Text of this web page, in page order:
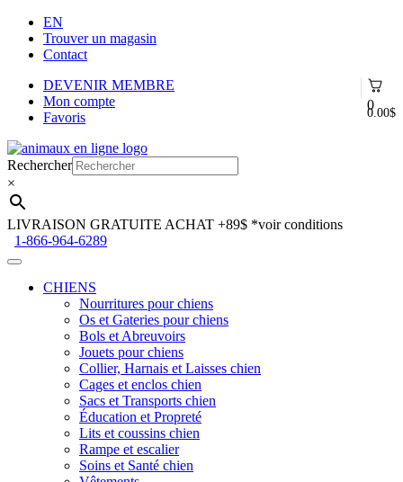
EN
Trouver un magasin
Contact
0
0.00$
DEVENIR MEMBRE
Mon compte
Favoris
Aller
à
la
navigation
Aller
au
contenu
Rechercher
×
LIVRAISON GRATUITE ACHAT +89$ *voir conditions
1-866-964-6289
CHIENS
Nourritures pour chiens
Os et Gateries pour chiens
Bols et Abreuvoirs
Jouets pour chiens
Collier, Harnais et Laisses chien
Cages et enclos chien
Sacs et Transports chien
Éducation et Propreté
Lits et coussins chien
Rampe et escalier
Soins et Santé chien